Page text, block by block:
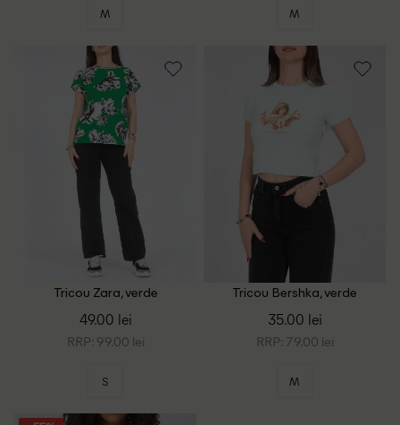
M M
Tricou Zara, verde
49.00 lei
RRP: 99.00 lei
S
Tricou Bershka, verde
35.00 lei
RRP: 79.00 lei
M